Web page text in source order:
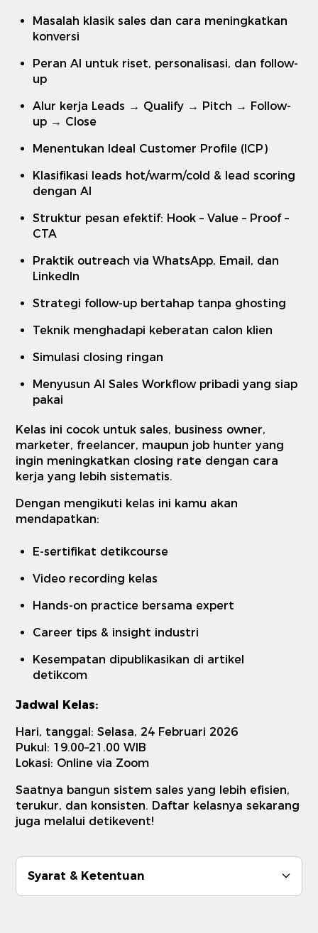
Masalah klasik sales dan cara meningkatkan
konversi
Peran AI untuk riset, personalisasi, dan follow-
up
Alur kerja Leads → Qualify → Pitch → Follow-
up → Close
Menentukan Ideal Customer Profile (ICP)
Klasifikasi leads hot/warm/cold & lead scoring
dengan AI
Struktur pesan efektif: Hook – Value – Proof –
CTA
Praktik outreach via WhatsApp, Email, dan
LinkedIn
Strategi follow-up bertahap tanpa ghosting
Teknik menghadapi keberatan calon klien
Simulasi closing ringan
Menyusun AI Sales Workflow pribadi yang siap
pakai
Kelas ini cocok untuk sales, business owner,
marketer, freelancer, maupun job hunter yang
ingin meningkatkan closing rate dengan cara
kerja yang lebih sistematis.
Dengan mengikuti kelas ini kamu akan
mendapatkan:
E-sertifikat detikcourse
Video recording kelas
Hands-on practice bersama expert
Career tips & insight industri
Kesempatan dipublikasikan di artikel
detikcom
Jadwal Kelas:
Hari, tanggal: Selasa, 24 Februari 2026
Pukul: 19.00–21.00 WIB
Lokasi: Online via Zoom
Saatnya bangun sistem sales yang lebih efisien,
terukur, dan konsisten. Daftar kelasnya sekarang
juga melalui detikevent!
Syarat & Ketentuan